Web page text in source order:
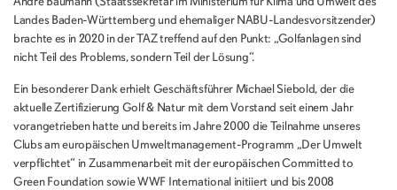
Landes Baden-Württemberg und ehemaliger NABU-Landesvorsitzender)
brachte es in 2020 in der TAZ treffend auf den Punkt: „Golfanlagen sind
nicht Teil des Problems, sondern Teil der Lösung“.
Ein besonderer Dank erhielt Geschäftsführer Michael Siebold, der die
aktuelle Zertifizierung Golf & Natur mit dem Vorstand seit einem Jahr
vorangetrieben hatte und bereits im Jahre 2000 die Teilnahme unseres
Clubs am europäischen Umweltmanagement-Programm „Der Umwelt
verpflichtet“ in Zusammenarbeit mit der europäischen Committed to
Green Foundation sowie WWF International initiiert und bis 2008